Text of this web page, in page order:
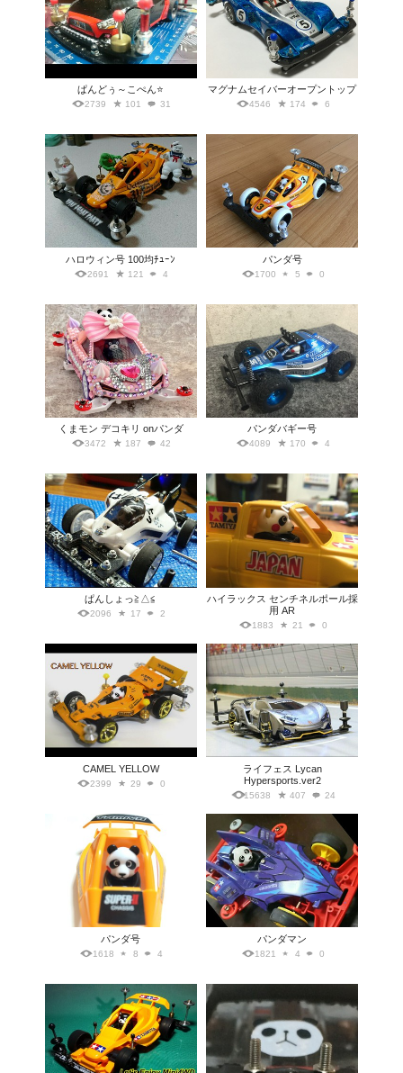
ぱんどぅ～こぺん⭐
2739 101 31
マグナムセイバーオープントップ
4546 174 6
ハロウィン号 100均ﾁｭｰﾝ
2691 121 4
パンダ号
1700 5 0
くまモン デコキリ onパンダ
3472 187 42
パンダバギー号
4089 170 4
ぱんしょっ≧△≦
2096 17 2
ハイラックス センチネルポール採
用 AR
1883 21 0
CAMEL YELLOW
2399 29 0
ライフェス Lycan
Hypersports.ver2
15638 407 24
パンダ号
1618 8 4
パンダマン
1821 4 0